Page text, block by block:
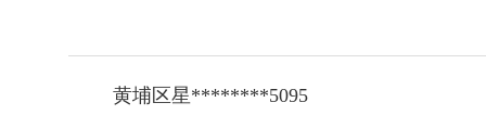
黄埔区星********5095